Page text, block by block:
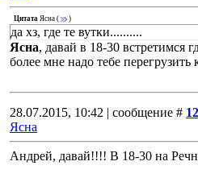
Цитата Ясна ( )
да хз, где те вутки..........
Ясна, давай в 18-30 встретимся
более мне надо тебе перегрузить
28.07.2015, 10:42 | сообщение #
Ясна
Андрей, давай!!!! В 18-30 на